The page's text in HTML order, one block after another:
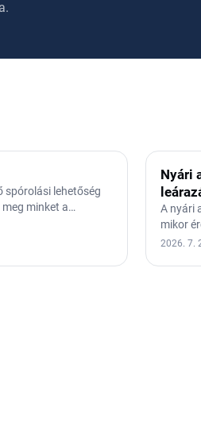
spórolási lehetőség
minket a
Nyári
A nyári
mikor
nyári…
2026. 7.